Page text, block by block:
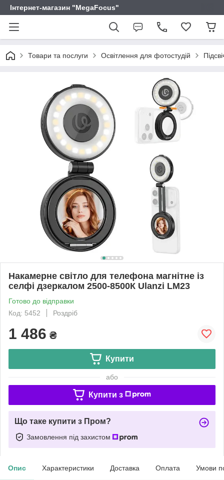
Інтернет-магазин "MegaFocus"
Товари та послуги Освітлення для фотостудій
Накамерне світло для телефона магнітне із
селфі дзеркалом 2500-8500К Ulanzi LM23
Готово до відправки
Код: 5452
Роздріб
1 486 ₴
Купити
або
Купити з
Що таке купити з Пром?
Замовлення під захистом
Опис Характеристики Доставка Оплата Умови